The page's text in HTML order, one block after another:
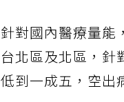
針對國內醫療量能
台北區及北區，針
低到一成五，空出